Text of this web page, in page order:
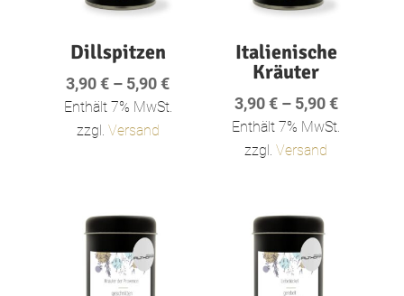
Dillspitzen
3,90€ – 5,90€Preisspanne:
3,90 €
Enthält 7% MwSt.
zzgl. Versand
Italienische
Kräuter
3,90€ – 5,90€
3,90 €
Enthält 7% MwSt.
zzgl.Versand